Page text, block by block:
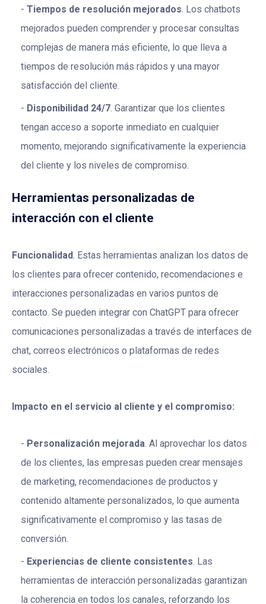
Tiempos de resolución mejorados. Los chatbots
mejorados pueden comprender y procesar consultas
complejas de manera más eficiente, lo que lleva a
tiempos de resolución más rápidos y una mayor
satisfacción del cliente.
Disponibilidad 24/7. Garantizar que los clientes
tengan acceso a soporte inmediato en cualquier
momento, mejorando significativamente la experiencia
del cliente y los niveles de compromiso.
Herramientas personalizadas de
interacción con el cliente
Funcionalidad. Estas herramientas analizan los datos de
los clientes para ofrecer contenido, recomendaciones e
interacciones personalizadas en varios puntos de
contacto. Se pueden integrar con ChatGPT para ofrecer
comunicaciones personalizadas a través de interfaces de
chat, correos electrónicos o plataformas de redes
sociales.
Impacto en el servicio al cliente y el compromiso:
Personalización mejorada. Al aprovechar los datos
de los clientes, las empresas pueden crear mensajes
de marketing, recomendaciones de productos y
contenido altamente personalizados, lo que aumenta
significativamente el compromiso y las tasas de
conversión.
Experiencias de cliente consistentes. Las
herramientas de interacción personalizadas garantizan
la coherencia en todos los canales, reforzando los